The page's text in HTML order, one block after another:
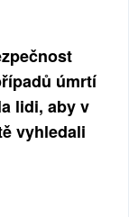
úmrtí
lidi, aby v
vyhledali